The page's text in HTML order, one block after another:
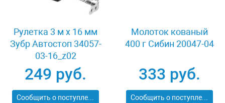
Рулетка 3 м x 16 мм
Зубр Автостоп 34057-
03-16_z02
249 руб.
Сообщить о поступлении
Молоток кованый
400 г Сибин 20047-04
333 руб.
Сообщить о поступлении